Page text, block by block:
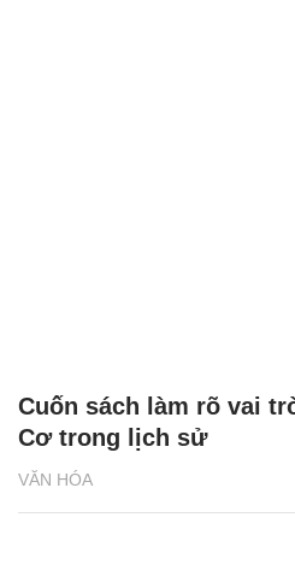
VĂN HÓA
Cuốn sách làm rõ vai
Cơ trong lịch sử